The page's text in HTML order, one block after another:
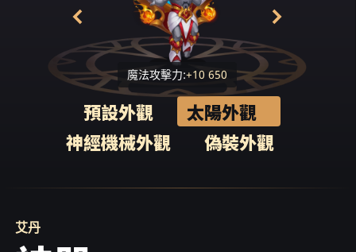
魔法攻擊力:+10 650
預設外觀
太陽外觀
神經機械外觀
偽裝外觀
艾丹